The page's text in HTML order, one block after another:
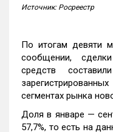
Источник: Росреестр
По итогам девяти
сообщении,
средств
сегментах рынка
Доля в январе —
57,7%, то есть на